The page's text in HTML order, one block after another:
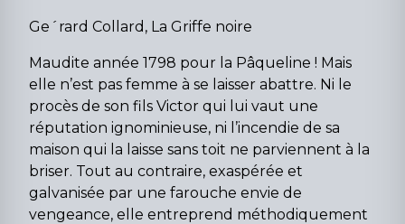
Ge´rard Collard, La Griffe noire
Maudite année 1798 pour la Pâqueline ! Mais
elle n’est pas femme à se laisser abattre. Ni le
procès de son fils Victor qui lui vaut une
réputation ignominieuse, ni l’incendie de sa
maison qui la laisse sans toit ne parviennent à la
briser. Tout au contraire, exaspérée et
galvanisée par une farouche envie de
vengeance, elle entreprend méthodiquement